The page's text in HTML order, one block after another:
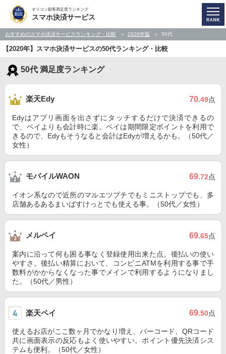
オリコン顧客満足度ランキング
スマホ決済サービス
おすすめのスマホ決済サービスランキング・比較 2020年版 50代
【2020年】スマホ決済サービスの50代ランキング・比較
50代 満足度ランキング
楽天Edy 70.49点
Edyはアプリ画面を出さずにタッチするだけで決済できるの
で、ペイよりも会計時に楽。ペイは期間限定ポイントを利用で
きるので、Edyもそうなると会計はEdyが増えるかも。（50代／
女性）
モバイルWAON 69.72点
イオン系なので近所のマルエツプチでもミニストップでも、多
店舗あるあるまいばすけっとでも使える事。（50代／女性）
メルペイ 69.65点
案内に沿って何も困る事なく登録使用出来た点。後払いの使い
やすさ。後払い精算において、コンビニATMを利用する事で手
数料がかからなくなった事でメインで利用するようになりまし
た。（50代／男性）
楽天ペイ 69.50点
使えるお店がここ数ヶ月でかなり増え、バーコード、QRコード
共に画面表示の反応もよく使いやすい。ポイント優先決済シス
テムも便利。（50代／女性）